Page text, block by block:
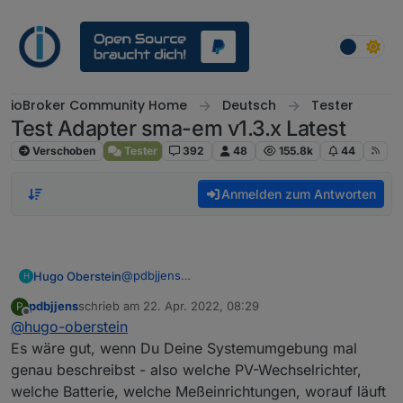
ioBroker Community Home Deutsch Tester
Test Adapter sma-em v1.3.x Latest
Verschoben Tester 392 48 155.8k 44
Anmelden zum Antworten
H Hugo Oberstein@pdbjjens
Konfiguration leider nicht.
Sobald ich eine ip da eintrage, steigt meine
Batterie aus.
Wenn ich die Batterie IP mit aufnehme, wird
der Anlagenstatus nicht übertragen.
auch der sma-em Adapter 0.65 bleibt rot - in
Leider keine Chance. Funktioniert nur, wenn
keine IP Adresse in dem Bereich vorhanden
ist.
Früher mit alter Firmware homemanager ging
es noch...
Hugo
P
Offline
pdbjjensschrieb am 22. Apr. 2022, 08:29
zuletzt editiert von
@hugo-oberstein
Es wäre gut, wenn Du Deine Systemumgebung mal
genau beschreibst - also welche PV-Wechselrichter,
welche Batterie, welche Meßeinrichtungen, worauf läuft